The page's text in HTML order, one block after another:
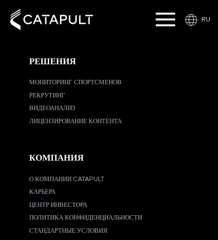
RU
РЕШЕНИЯ
МОНИТОРИНГ СПОРТСМЕНОВ
РЕКРУТИНГ
ВИДЕОАНАЛИЗ
ЛИЦЕНЗИРОВАНИЕ КОНТЕНТА
КОМПАНИЯ
О КОМПАНИИ CATAPULT
КАРЬЕРА
ЦЕНТР ИНВЕСТОРА
ПОЛИТИКА КОНФИДЕНЦИАЛЬНОСТИ
СТАНДАРТНЫЕ УСЛОВИЯ